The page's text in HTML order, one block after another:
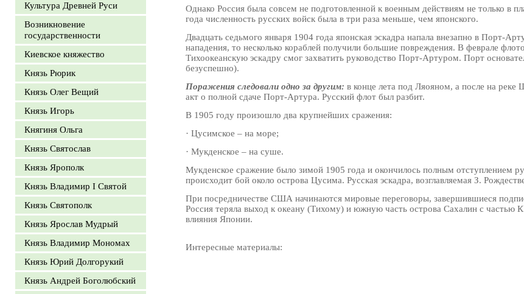
Культура Древней Руси
Возникновение
государственности
Киевское княжество
Князь Рюрик
Князь Олег Вещий
Князь Игорь
Княгиня Ольга
Князь Святослав
Князь Ярополк
Князь Владимир I Святой
Князь Святополк
Князь Ярослав Мудрый
Князь Владимир Мономах
Князь Юрий Долгорукий
Князь Андрей Боголюбский
Однако Россия была совсем не подготовленной к военным действиям не только в
года численность русских войск была в три раза меньше, чем японского.
Двадцать седьмого января 1904 года японская эскадра напала внезапно в Порт-
нападения, то несколько кораблей получили большие повреждения. В феврале
Тихоокеанскую эскадру смог захватить руководство Порт-Артуром. Порт
безуспешно).
Поражения следовали одно за другим: в конце лета под Ляояном, а после на реке
акт о полной сдаче Порт-Артура. Русский флот был разбит.
В 1905 году произошло два крупнейших сражения:
· Цусимское – на море;
· Мукденское – на суше.
Мукденское сражение было зимой 1905 года и окончилось полным отступлением
происходит бой около острова Цусима. Русская эскадра, возглавляемая З.
При посредничестве США начинаются мировые переговоры, завершившиеся
Россия теряла выход к океану (Тихому) и южную часть острова Сахалин с
влияния Японии.
Интересные материалы: